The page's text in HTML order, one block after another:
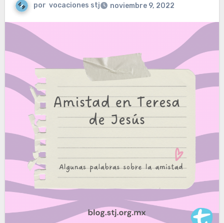
por vocaciones stj noviembre 9, 2022